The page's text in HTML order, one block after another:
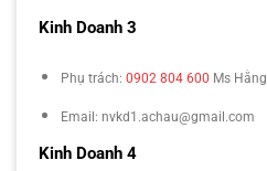
Kinh Doanh 3
Phụ trách: 0902 804 600 Ms Hằng
Email: nvkd1.achau@gmail.com
Kinh Doanh 4